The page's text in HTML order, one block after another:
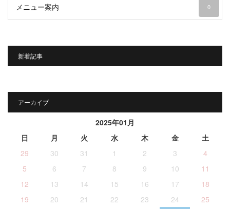
メニュー案内 0
新着記事
アーカイブ
2025年01月
日
月 火 水 木 金
土
29
30 31 1 2 3
4
5
6 7 8 9 10
11
12
13 14 15 16 17
18
19
20 21 22 23 24
25